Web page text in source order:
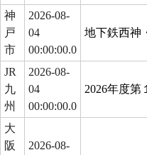
神
戸
市
2026-08-
04
00:00:00.0
地下鉄西神
JR
九
州
2026-08-
04
00:00:00.0
2026年度
大
阪
2026-08-